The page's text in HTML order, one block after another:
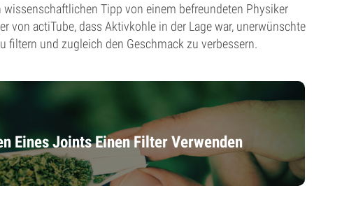
Tipp von einem befreundeten Physiker
von actiTube, dass Aktivkohle in der Lage war, unerwünschte
filtern und zugleich den Geschmack zu verbessern.
Eines Joints Einen Filter Verwenden